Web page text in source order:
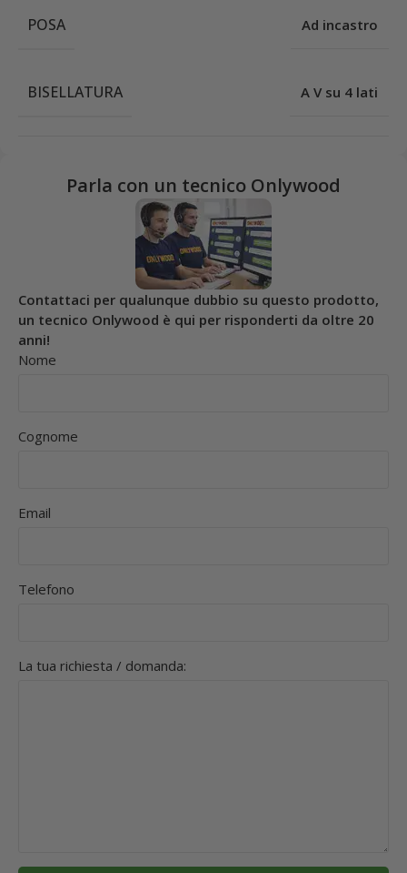
POSA Ad incastro
BISELLATURA A V su 4 lati
Parla con un tecnico Onlywood
Contattaci per qualunque dubbio su questo prodotto,
un tecnico Onlywood è qui per risponderti da oltre 20
anni!
Nome
Cognome
Email
Telefono
La tua richiesta / domanda: